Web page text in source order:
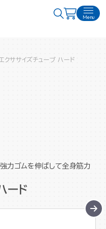
Menu
エクササイズチューブ ハード
力ゴムを伸ばして全身筋力
ード